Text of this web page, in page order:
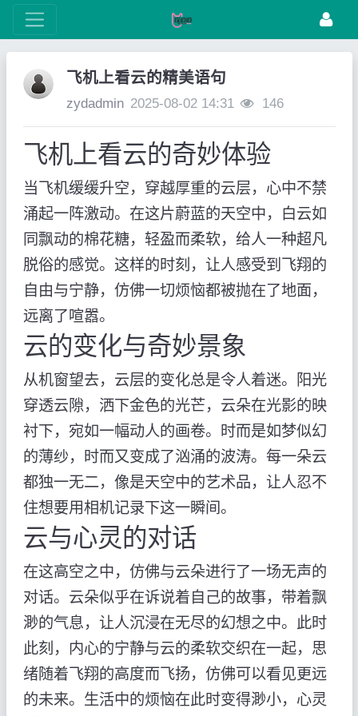
飞机上看云的精美语句
zydadmin 2025-08-02 14:31 146
飞机上看云的奇妙体验
当飞机缓缓升空，穿越厚重的云层，心中不禁
涌起一阵激动。在这片蔚蓝的天空中，白云如
同飘动的棉花糖，轻盈而柔软，给人一种超凡
脱俗的感觉。这样的时刻，让人感受到飞翔的
自由与宁静，仿佛一切烦恼都被抛在了地面，
远离了喧嚣。
云的变化与奇妙景象
从机窗望去，云层的变化总是令人着迷。阳光
穿透云隙，洒下金色的光芒，云朵在光影的映
衬下，宛如一幅动人的画卷。时而是如梦似幻
的薄纱，时而又变成了汹涌的波涛。每一朵云
都独一无二，像是天空中的艺术品，让人忍不
住想要用相机记录下这一瞬间。
云与心灵的对话
在这高空之中，仿佛与云朵进行了一场无声的
对话。云朵似乎在诉说着自己的故事，带着飘
渺的气息，让人沉浸在无尽的幻想之中。此时
此刻，内心的宁静与云的柔软交织在一起，思
绪随着飞翔的高度而飞扬，仿佛可以看见更远
的未来。生活中的烦恼在此时变得渺小，心灵